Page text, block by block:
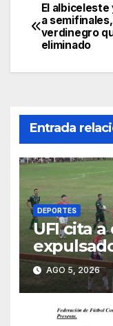
de
El albiceleste
a
verdinegro
eliminado
Entrada
DEPORTES
UFI cita
y AGO 5, 2026